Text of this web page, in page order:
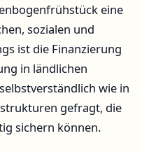
eine
sozialen und
ist die Finanzierung
in ländlichen
wie in
gefragt, die
sichern können.